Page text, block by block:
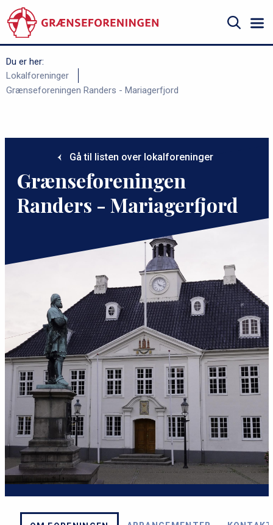
til
hovedindhold
Søg
Du er her:
Lokalforeninger
Grænseforeningen Randers - Mariagerfjord
Gå til listen over lokalforeninger
Grænseforeningen
Randers - Mariagerfjord